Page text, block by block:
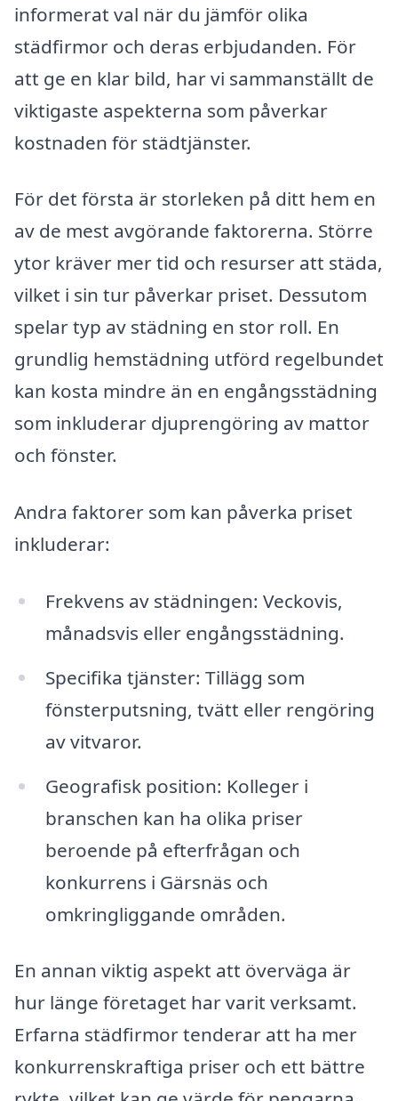
informerat val när du jämför olika
städfirmor och deras erbjudanden. För
att ge en klar bild, har vi sammanställt de
viktigaste aspekterna som påverkar
kostnaden för städtjänster.
För det första är storleken på ditt hem en
av de mest avgörande faktorerna. Större
ytor kräver mer tid och resurser att städa,
vilket i sin tur påverkar priset. Dessutom
spelar typ av städning en stor roll. En
grundlig hemstädning utförd regelbundet
kan kosta mindre än en engångsstädning
som inkluderar djuprengöring av mattor
och fönster.
Andra faktorer som kan påverka priset
inkluderar:
Frekvens av städningen: Veckovis,
månadsvis eller engångsstädning.
Specifika tjänster: Tillägg som
fönsterputsning, tvätt eller rengöring
av vitvaror.
Geografisk position: Kolleger i
branschen kan ha olika priser
beroende på efterfrågan och
konkurrens i Gärsnäs och
omkringliggande områden.
En annan viktig aspekt att överväga är
hur länge företaget har varit verksamt.
Erfarna städfirmor tenderar att ha mer
konkurrenskraftiga priser och ett bättre